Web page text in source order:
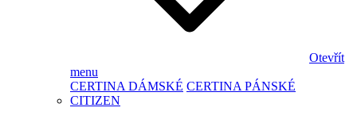
Otevřít
menu
CERTINA DÁMSKÉ CERTINA PÁNSKÉ
CITIZEN